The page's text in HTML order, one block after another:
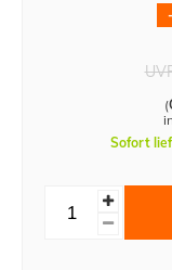
(
Sofort